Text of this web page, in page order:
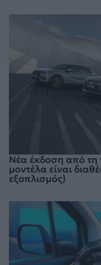
Νέα έκδοση από τη
μοντέλα είναι
εξοπλισμός)